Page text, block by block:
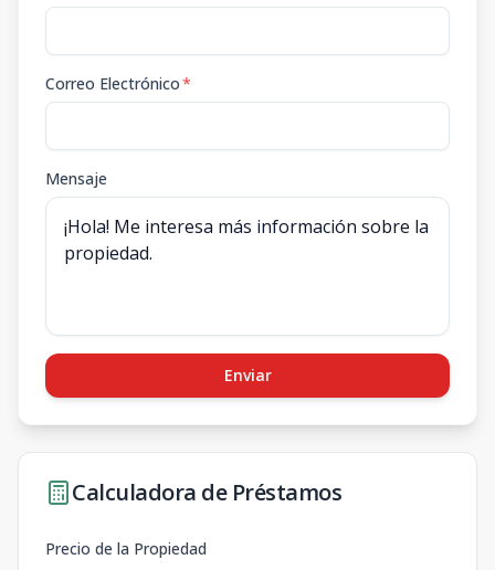
Correo Electrónico*
Mensaje
Enviar
Calculadora de Préstamos
Precio de la Propiedad